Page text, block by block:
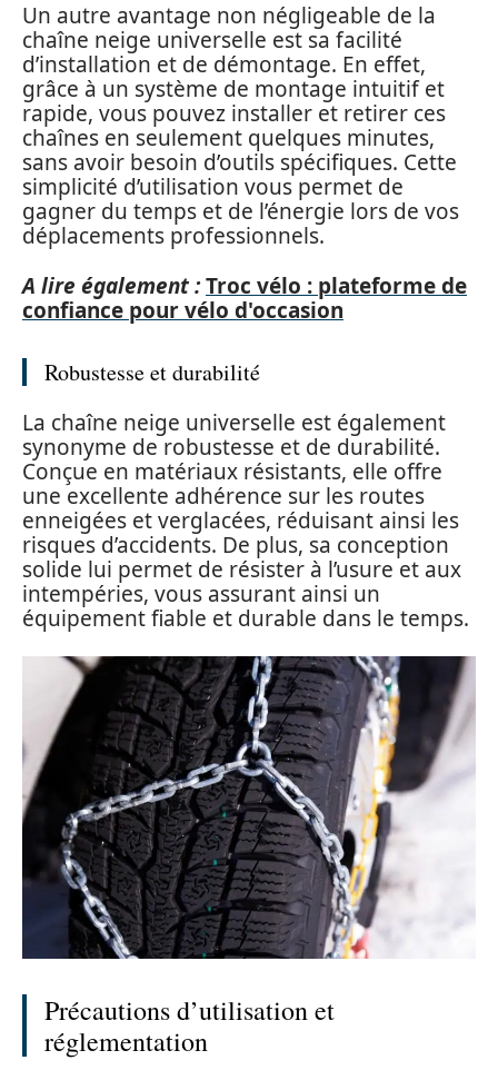
Un autre avantage non négligeable de la
chaîne neige universelle est sa facilité
d’installation et de démontage. En effet,
grâce à un système de montage intuitif et
rapide, vous pouvez installer et retirer ces
chaînes en seulement quelques minutes,
sans avoir besoin d’outils spécifiques. Cette
simplicité d’utilisation vous permet de
gagner du temps et de l’énergie lors de vos
déplacements professionnels.
A lire également :Troc vélo : plateforme de
confiance pour vélo d'occasion
Robustesse et durabilité
La chaîne neige universelle est également
synonyme de robustesse et de durabilité.
Conçue en matériaux résistants, elle offre
une excellente adhérence sur les routes
enneigées et verglacées, réduisant ainsi les
risques d’accidents. De plus, sa conception
solide lui permet de résister à l’usure et aux
intempéries, vous assurant ainsi un
équipement fiable et durable dans le temps.
Précautions d’utilisation et
réglementation